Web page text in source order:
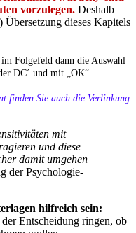
vorzulegen. Deshalb
dieses Kapitels
Folgefeld dann die Auswahl
DC´ und mit „OK“
finden Sie auch die Verlinkung
mit
und diese
damit umgehen
der Psychologie-
hilfreich sein:
Entscheidung ringen, ob